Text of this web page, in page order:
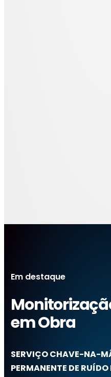
Em destaque
em Obra
SERVIÇO CHAVE-NA-
PERMANENTE DE